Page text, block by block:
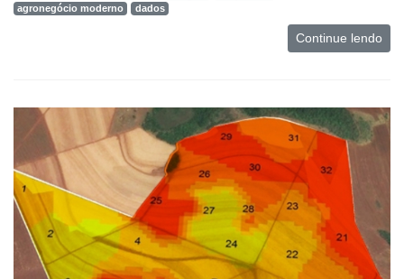
agronegócio moderno
dados
Continue lendo